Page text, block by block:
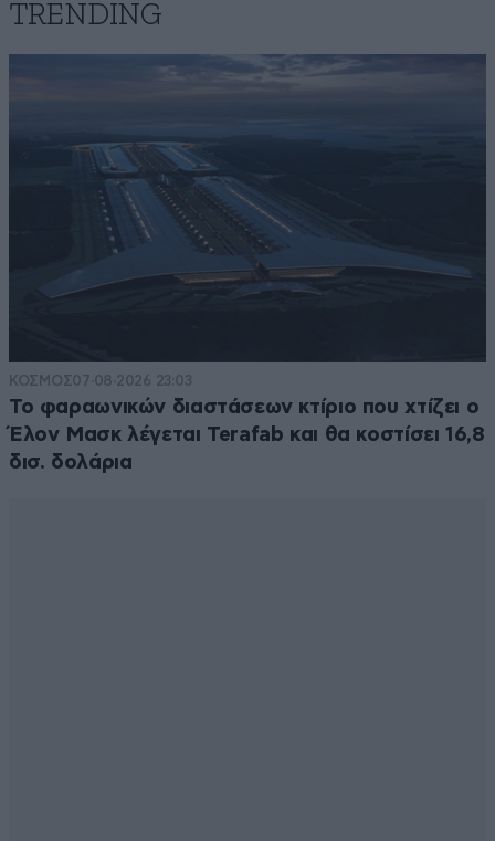
TRENDING
ΚΟΣΜΟΣ07·08·2026 23:03
Το φαραωνικών διαστάσεων κτίριο που χτίζει ο
Έλον Μασκ λέγεται Terafab και θα κοστίσει 16,8
δισ. δολάρια